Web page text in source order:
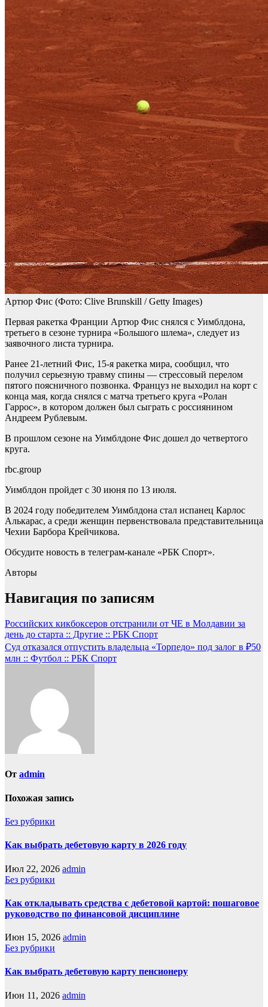
Артюр Фис (Фото: Clive Brunskill / Getty Images)
Первая ракетка Франции Артюр Фис снялся с Уимблдона,
третьего в сезоне турнира «Большого шлема», следует из
заявочного листа турнира.
Ранее 21-летний Фис, 15-я ракетка мира, сообщил, что
получил серьезную травму спины — стрессовый перелом
пятого поясничного позвонка. Француз не выходил на корт с
конца мая, когда снялся с матча третьего круга «Ролан
Гаррос», в котором должен был сыграть с россиянином
Андреем Рублевым.
В прошлом сезоне на Уимблдоне Фис дошел до четвертого
круга.
rbc.group
Уимблдон пройдет с 30 июня по 13 июля.
В 2024 году победителем Уимблдона стал испанец Карлос
Алькарас, а среди женщин первенствовала представительница
Чехии Барбора Крейчикова.
Обсудите новость в телеграм-канале «РБК Спорт».
Авторы
Навигация по записям
Российских кикбоксеров отстранили от ЧЕ в Молдавии за
день до старта :: Другие :: РБК Спорт
Суд отказался отпустить владельца «Торпедо» под залог в ₽50
млн :: Футбол :: РБК Спорт
От admin
Похожая запись
Без рубрики
Как выбрать дебетовую карту в 2026 году
Июл 22, 2026 admin
Без рубрики
Как откладывать средства с дебетовой картой: пошаговое
руководство по финансовой дисциплине
Июн 15, 2026 admin
Без рубрики
Как выбрать дебетовую карту пенсионеру
Июн 11, 2026 admin